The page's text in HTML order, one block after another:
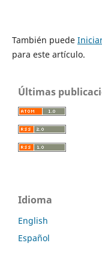
También puede
para este artículo.
Últimas
Idioma
English
Español